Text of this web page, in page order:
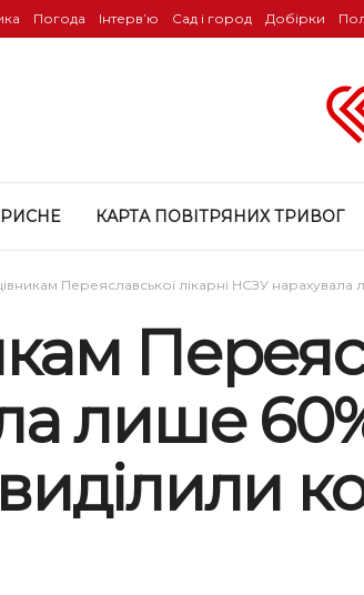
Погода Інтервʼю Сад і город Добірки
КАРТА ПОВІТРЯНИХ ТРИВОГ
Переяславської лікарні НСЗУ
лише